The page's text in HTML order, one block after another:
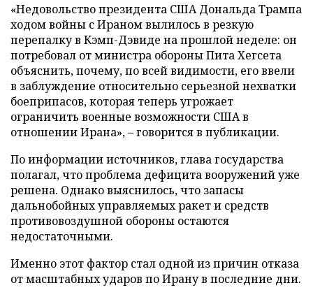
«Недовольство президента США Дональда Трампа
ходом войны с Ираном вылилось в резкую
перепалку в Кэмп-Дэвиде на прошлой неделе: он
потребовал от министра обороны Пита Хегсета
объяснить, почему, по всей видимости, его ввели
в заблуждение относительно серьезной нехватки
боеприпасов, которая теперь угрожает
ограничить военные возможности США в
отношении Ирана», – говорится в публикации.
По информации источников, глава государства
полагал, что проблема дефицита вооружений уже
решена. Однако выяснилось, что запасы
дальнобойных управляемых ракет и средств
противовоздушной обороны остаются
недостаточными.
Именно этот фактор стал одной из причин отказа
от масштабных ударов по Ирану в последние дни.